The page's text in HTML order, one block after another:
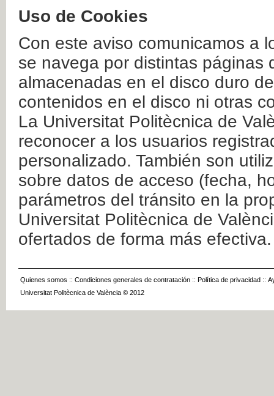
Uso de Cookies
Con este aviso comunicamos a
se navega por distintas páginas
almacenadas en el disco duro
contenidos en el disco ni otras
La Universitat Politècnica de
reconocer a los usuarios
personalizado. También son
sobre datos de acceso (fecha,
parámetros del tránsito en la
Universitat Politècnica de
ofertados de forma más efectiva.
Quienes somos :: Condiciones generales de contratación :: Política de privacidad ::
Universitat Politècnica de València © 2012